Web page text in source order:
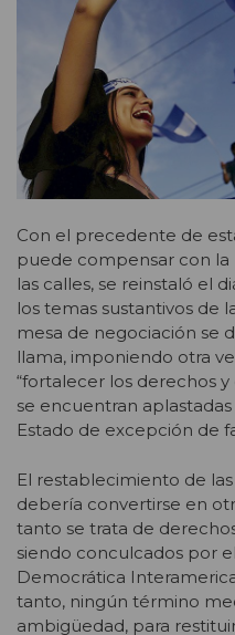
Con el precedente de
puede compensar con
las calles, se reinstaló el
los temas sustantivos de
mesa de negociación se
llama, imponiendo otra
“fortalecer los derechos y
se encuentran
Estado de excepción de
El restablecimiento de
debería convertirse en
tanto se trata de
siendo conculcados por
Democrática
tanto, ningún término
ambigüedad, para